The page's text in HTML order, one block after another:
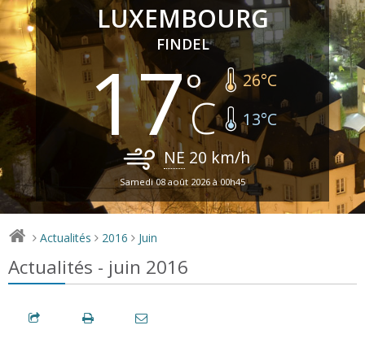
LUXEMBOURG
FINDEL
17 26°C
13°C
NE 20 km/h
Samedi 08 août 2026 à 00h45
> Actualités > 2016 > Juin
Actualités - juin 2016